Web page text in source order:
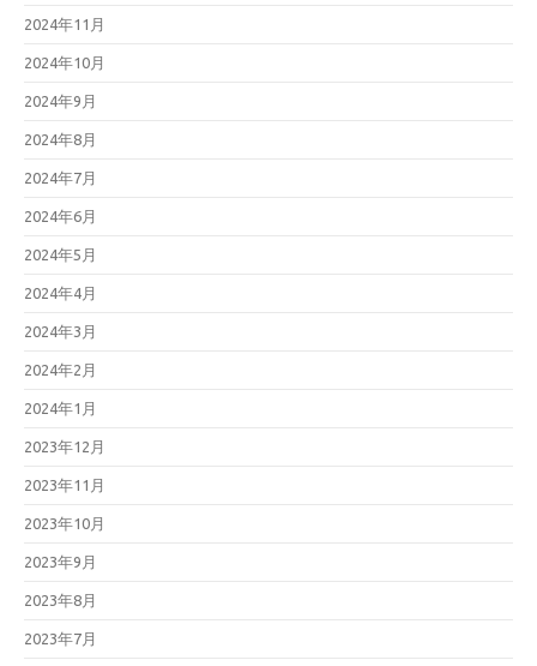
2024年11月
2024年10月
2024年9月
2024年8月
2024年7月
2024年6月
2024年5月
2024年4月
2024年3月
2024年2月
2024年1月
2023年12月
2023年11月
2023年10月
2023年9月
2023年8月
2023年7月